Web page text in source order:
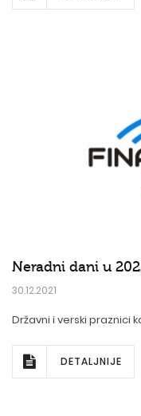
Neradni dani u
30.12.2021
Državni i verski praznici
DETALJNIJE